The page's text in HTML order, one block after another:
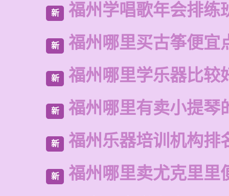
新 福州学唱歌年会排练
新 福州哪里买古筝便宜
新 福州哪里学乐器比较
新 福州哪里有卖小提琴
新 福州乐器培训机构排
新 福州哪里卖尤克里里